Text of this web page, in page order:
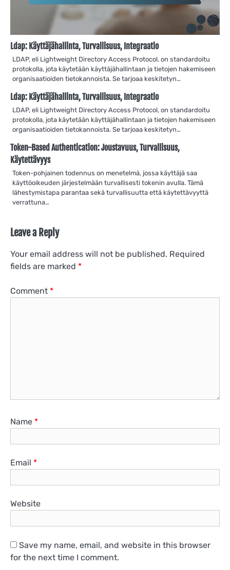
Ldap: Käyttäjähallinta, Turvallisuus, Integraatio
LDAP, eli Lightweight Directory Access Protocol, on standardoitu
protokolla, jota käytetään käyttäjähallintaan ja tietojen hakemiseen
organisaatioiden tietokannoista. Se tarjoaa keskitetyn…
Ldap: Käyttäjähallinta, Turvallisuus, Integraatio
LDAP, eli Lightweight Directory Access Protocol, on standardoitu
protokolla, jota käytetään käyttäjähallintaan ja tietojen hakemiseen
organisaatioiden tietokannoista. Se tarjoaa keskitetyn…
Token-Based Authentication: Joustavuus, Turvallisuus,
Käytettävyys
Token-pohjainen todennus on menetelmä, jossa käyttäjä saa
käyttöoikeuden järjestelmään turvallisesti tokenin avulla. Tämä
lähestymistapa parantaa sekä turvallisuutta että käytettävyyttä
verrattuna…
Leave a Reply
Your email address will not be published. Required
fields are marked *
Comment *
Name *
Email *
Website
Save my name, email, and website in this browser
for the next time I comment.